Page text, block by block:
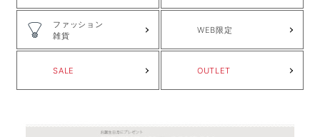
ファッション
雑貨
WEB限定
SALE OUTLET